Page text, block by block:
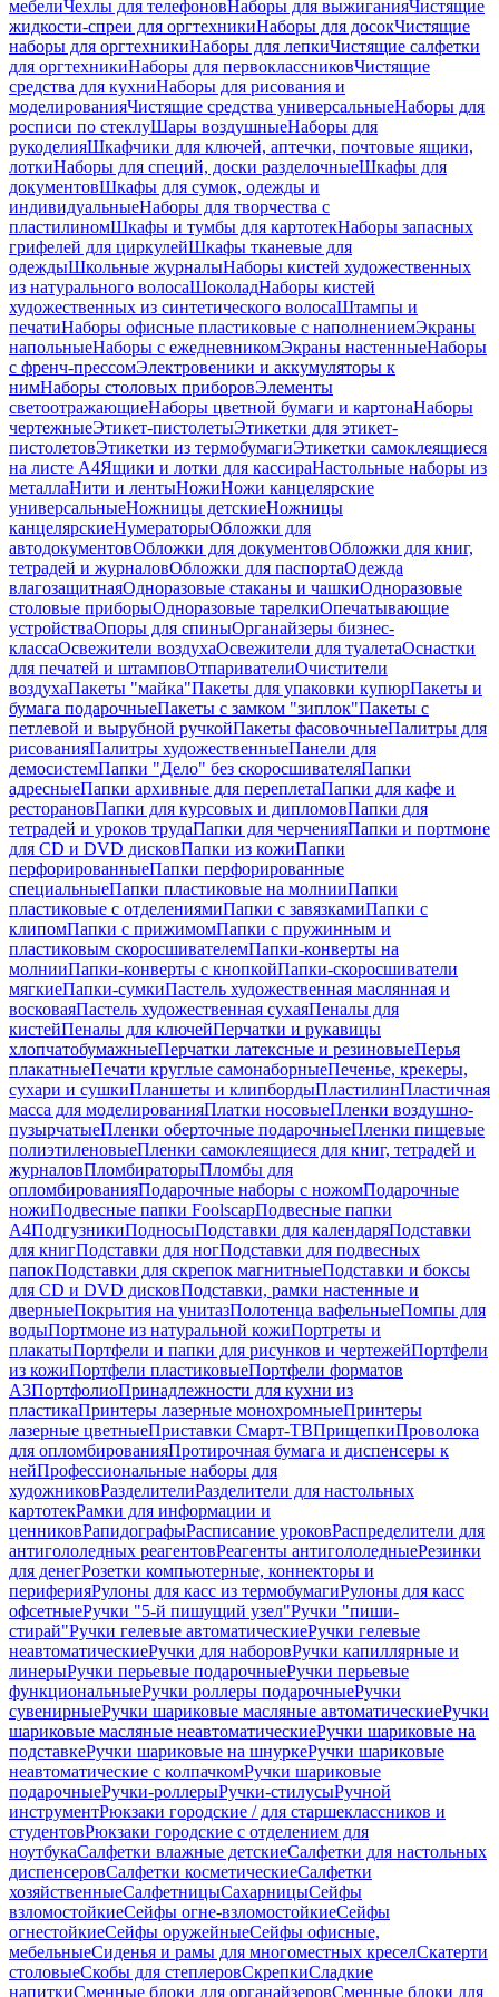
мебелиЧехлы для телефоновНаборы для выжиганияЧистящие
жидкости-спреи для оргтехникиНаборы для досокЧистящие
наборы для оргтехникиНаборы для лепкиЧистящие салфетки
для оргтехникиНаборы для первоклассниковЧистящие
средства для кухниНаборы для рисования и
моделированияЧистящие средства универсальныеНаборы для
росписи по стеклуШары воздушныеНаборы для
рукоделияШкафчики для ключей, аптечки, почтовые ящики,
лоткиНаборы для специй, доски разделочныеШкафы для
документовШкафы для сумок, одежды и
индивидуальныеНаборы для творчества с
пластилиномШкафы и тумбы для картотекНаборы запасных
грифелей для циркулейШкафы тканевые для
одеждыШкольные журналыНаборы кистей художественных
из натурального волосаШоколадНаборы кистей
художественных из синтетического волосаШтампы и
печатиНаборы офисные пластиковые с наполнениемЭкраны
напольныеНаборы с ежедневникомЭкраны настенныеНаборы
с френч-прессомЭлектровеники и аккумуляторы к
нимНаборы столовых приборовЭлементы
светоотражающиеНаборы цветной бумаги и картонаНаборы
чертежныеЭтикет-пистолетыЭтикетки для этикет-
пистолетовЭтикетки из термобумагиЭтикетки самоклеящиеся
на листе А4Ящики и лотки для кассираНастольные наборы из
металлаНити и лентыНожиНожи канцелярские
универсальныеНожницы детскиеНожницы
канцелярскиеНумераторыОбложки для
автодокументовОбложки для документовОбложки для книг,
тетрадей и журналовОбложки для паспортаОдежда
влагозащитнаяОдноразовые стаканы и чашкиОдноразовые
столовые приборыОдноразовые тарелкиОпечатывающие
устройстваОпоры для спиныОрганайзеры бизнес-
классаОсвежители воздухаОсвежители для туалетаОснастки
для печатей и штамповОтпаривателиОчистители
воздухаПакеты "майка"Пакеты для упаковки купюрПакеты и
бумага подарочныеПакеты с замком "зиплок"Пакеты с
петлевой и вырубной ручкойПакеты фасовочныеПалитры для
рисованияПалитры художественныеПанели для
демосистемПапки "Дело" без скоросшивателяПапки
адресныеПапки архивные для переплетаПапки для кафе и
ресторановПапки для курсовых и дипломовПапки для
тетрадей и уроков трудаПапки для черченияПапки и портмоне
для CD и DVD дисковПапки из кожиПапки
перфорированныеПапки перфорированные
специальныеПапки пластиковые на молнииПапки
пластиковые с отделениямиПапки с завязкамиПапки с
клипомПапки с прижимомПапки с пружинным и
пластиковым скоросшивателемПапки-конверты на
молнииПапки-конверты с кнопкойПапки-скоросшиватели
мягкиеПапки-сумкиПастель художественная маслянная и
восковаяПастель художественная сухаяПеналы для
кистейПеналы для ключейПерчатки и рукавицы
хлопчатобумажныеПерчатки латексные и резиновыеПерья
плакатныеПечати круглые самонаборныеПеченье, крекеры,
сухари и сушкиПланшеты и клипбордыПластилинПластичная
масса для моделированияПлатки носовыеПленки воздушно-
пузырчатыеПленки оберточные подарочныеПленки пищевые
полиэтиленовыеПленки самоклеящиеся для книг, тетрадей и
журналовПломбираторыПломбы для
опломбированияПодарочные наборы с ножомПодарочные
ножиПодвесные папки FoolscapПодвесные папки
А4ПодгузникиПодносыПодставки для календаряПодставки
для книгПодставки для ногПодставки для подвесных
папокПодставки для скрепок магнитныеПодставки и боксы
для CD и DVD дисковПодставки, рамки настенные и
дверныеПокрытия на унитазПолотенца вафельныеПомпы для
водыПортмоне из натуральной кожиПортреты и
плакатыПортфели и папки для рисунков и чертежейПортфели
из кожиПортфели пластиковыеПортфели форматов
А3ПортфолиоПринадлежности для кухни из
пластикаПринтеры лазерные монохромныеПринтеры
лазерные цветныеПриставки Смарт-ТВПрищепкиПроволока
для опломбированияПротирочная бумага и диспенсеры к
нейПрофессиональные наборы для
художниковРазделителиРазделители для настольных
картотекРамки для информации и
ценниковРапидографыРасписание уроковРаспределители для
антигололедных реагентовРеагенты антигололедныеРезинки
для денегРозетки компьютерные, коннекторы и
периферияРулоны для касс из термобумагиРулоны для касс
офсетныеРучки "5-й пишущий узел"Ручки "пиши-
стирай"Ручки гелевые автоматическиеРучки гелевые
неавтоматическиеРучки для наборовРучки капиллярные и
линерыРучки перьевые подарочныеРучки перьевые
функциональныеРучки роллеры подарочныеРучки
сувенирныеРучки шариковые масляные автоматическиеРучки
шариковые масляные неавтоматическиеРучки шариковые на
подставкеРучки шариковые на шнуркеРучки шариковые
неавтоматические с колпачкомРучки шариковые
подарочныеРучки-роллерыРучки-стилусыРучной
инструментРюкзаки городские / для старшеклассников и
студентовРюкзаки городские с отделением для
ноутбукаСалфетки влажные детскиеСалфетки для настольных
диспенсеровСалфетки косметическиеСалфетки
хозяйственныеСалфетницыСахарницыСейфы
взломостойкиеСейфы огне-взломостойкиеСейфы
огнестойкиеСейфы оружейныеСейфы офисные,
мебельныеСиденья и рамы для многоместных креселСкатерти
столовыеСкобы для степлеровСкрепкиСладкие
напиткиСменные блоки для органайзеровСменные блоки для